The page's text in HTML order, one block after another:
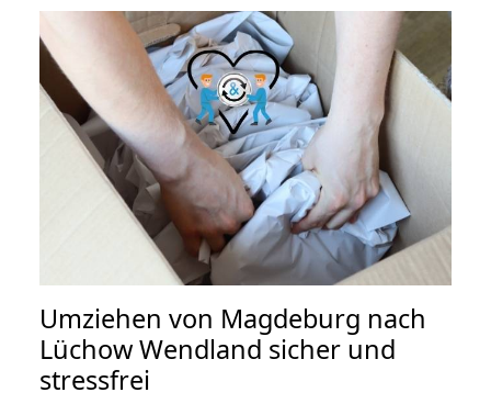
Umziehen von Magdeburg nach
Lüchow Wendland sicher und
stressfrei